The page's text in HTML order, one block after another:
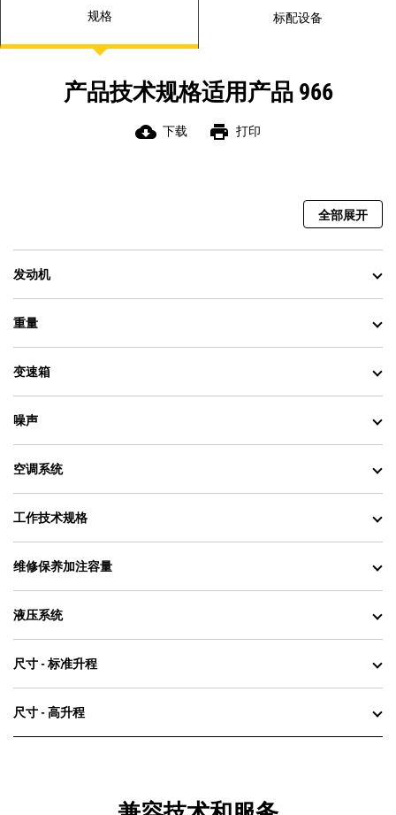
规格 标配设备
产品技术规格适用产品 966
cloud_download 下载 print 打印
全部展开
发动机
重量
变速箱
噪声
空调系统
工作技术规格
维修保养加注容量
液压系统
尺寸 - 标准升程
尺寸 - 高升程